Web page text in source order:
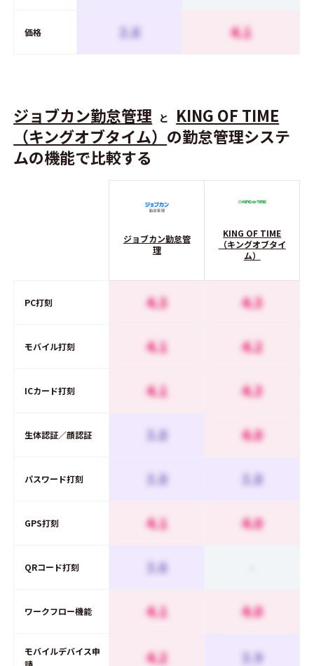
価格 3.8 4.1
ジョブカン勤怠管理 と
KING OF TIME
（キングオブタイム） の勤怠管理システ
ムの機能で比較する
ジョブカン勤怠管
理
KING OF TIME
（キングオブタイ
ム）
PC打刻 4.3 4.3
モバイル打刻 4.1 4.2
ICカード打刻 4.1 4.3
生体認証／顔認証 3.8 4.0
パスワード打刻 3.8 3.8
GPS打刻 4.1 4.0
QRコード打刻 3.6
ワークフロー機能 4.1 4.0
モバイルデバイス申
4.2 3.9